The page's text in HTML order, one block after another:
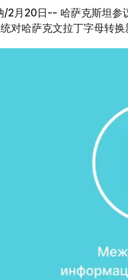
/2月20日-- 哈萨克斯坦参
对哈萨克文拉丁字母转换